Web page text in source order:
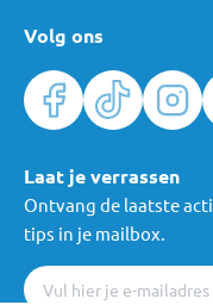
Volg ons
Laat je verrassen
Ontvang de laatste
tips in je mailbox.